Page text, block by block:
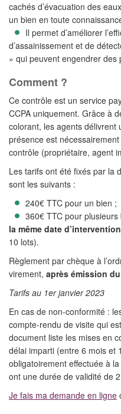
cachés d’évacuation des
un bien en toute
Il permet d’améliorer
d’assainissement et de
» qui peuvent engendrer des
Comment ?
Ce contrôle est un service
CCPA uniquement. Grâce à
colorant, les agents délivrent
présence est
contrôle (propriétaire, agent
Les tarifs ont été fixés par la
sont les suivants :
240€ TTC pour un bien ;
360€ TTC pour plusieurs
la même date
10 lots).
Règlement par chèque à
virement, après émission
Tarifs au 1er janvier 2023
En cas de non-conformité :
compte-rendu de visite qui
document liste les mises en
délai imparti (entre 6 mois et
obligatoirement effectuée à
ont une durée de validité de
Je fais ma demande en ligne